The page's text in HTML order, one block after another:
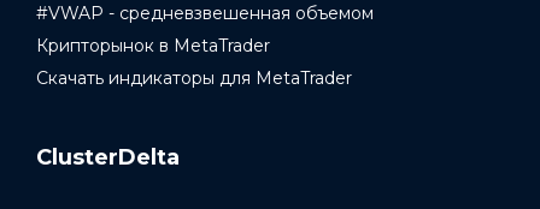
#VWAP - средневзвешенная объемом
Крипторынок в MetaTrader
Скачать индикаторы для MetaTrader
ClusterDelta